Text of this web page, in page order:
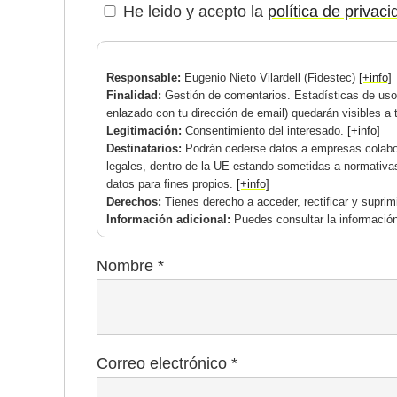
He leido y acepto la política de
Responsable: Eugenio Nieto Vilardell (Fidestec) [+info]
Finalidad: Gestión de comentarios. Estadísticas de
enlazado con tu dirección de email) quedarán visibles
Legitimación: Consentimiento del interesado. [+info]
Destinatarios: Podrán cederse datos a empresas
legales, dentro de la UE estando sometidas a
datos para fines propios. [+info]
Derechos: Tienes derecho a acceder, rectificar y
Información adicional: Puedes consultar la
Nombre *
Correo electrónico *